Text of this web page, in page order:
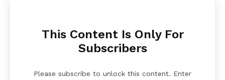
This Content Is Only For
Subscribers
Please subscribe to unlock this content. Enter